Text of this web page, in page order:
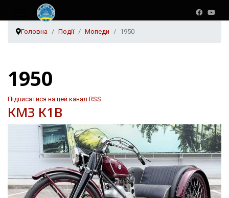
Головна Події Мопеди 1950
1950
Підписатися на цей канал RSS
КМЗ К1В